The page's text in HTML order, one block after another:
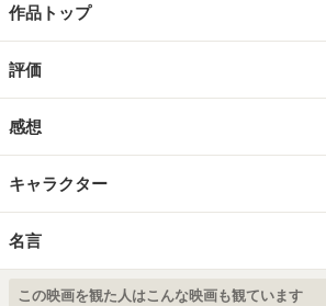
作品トップ
評価
感想
キャラクター
名言
この映画を観た人はこんな映画も観ています